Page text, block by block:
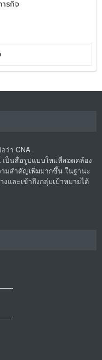
รกิจ
ว่า CNA
ป็นสื่อรูปแบบใหม่ที่สอดคล้อง
มสำคัญเพิ่มมากขึ้น ในฐานะ
งและเข้าถึงกลุ่มเป้าหมายได้